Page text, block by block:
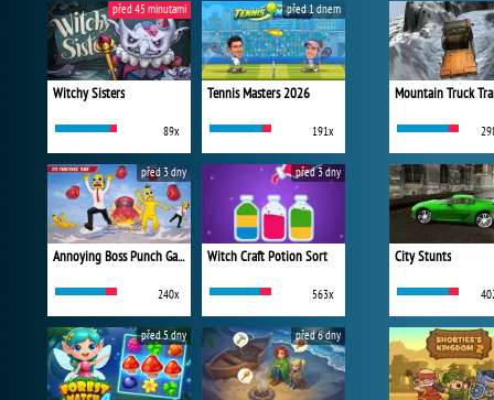
Witchy Sisters
89x
před 45 minutami
Tennis Masters 2026
191x
před 1 dnem
Annoying Boss Punch Game
240x
před 3 dny
Witch Craft Potion Sort
563x
před 3 dny
před 5 dny před 6 dny
Mountain Truck
City Stunts